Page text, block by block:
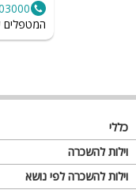
המטפלים
כללי
מגזין
פרסום באתר
וילות להשכרה
וילות בצפון
וילות להשכרה לפי נושא